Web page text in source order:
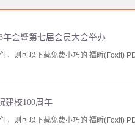
会暨第七届会员大会举办
，则可以下载免费小巧的 福昕(Foxit)
建校100周年
，则可以下载免费小巧的 福昕(Foxit)